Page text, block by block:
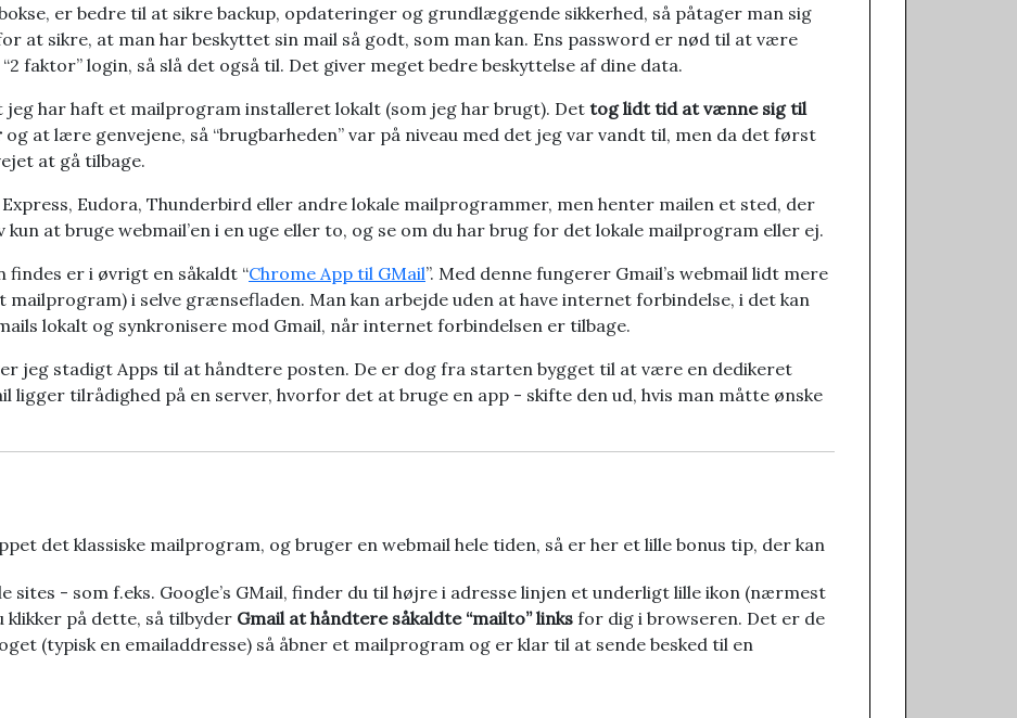
er bedre til at sikre backup, opdateringer og grundlæggende sikkerhed, så påtager man sig
at sikre, at man har beskyttet sin mail så godt, som man kan. Ens password er nød til at være
faktor” login, så slå det også til. Det giver meget bedre beskyttelse af dine data.
jeg har haft et mailprogram installeret lokalt (som jeg har brugt). Det tog lidt tid at vænne sig til
og at lære genvejene, så “brugbarheden” var på niveau med det jeg var vandt til, men da det først
at gå tilbage.
Eudora, Thunderbird eller andre lokale mailprogrammer, men henter mailen et sted, der
at bruge webmail’en i en uge eller to, og se om du har brug for det lokale mailprogram eller ej.
findes er i øvrigt en såkaldt “Chrome App til GMail”. Med denne fungerer Gmail’s webmail lidt mere
i selve grænsefladen. Man kan arbejde uden at have internet forbindelse, i det kan
lokalt og synkronisere mod Gmail, når internet forbindelsen er tilbage.
jeg stadigt Apps til at håndtere posten. De er dog fra starten bygget til at være en dedikeret
ligger tilrådighed på en server, hvorfor det at bruge en app - skifte den ud, hvis man måtte ønske
det klassiske mailprogram, og bruger en webmail hele tiden, så er her et lille bonus tip, der kan
sites - som f.eks. Google’s GMail, finder du til højre i adresse linjen et underligt lille ikon (nærmest
klikker på dette, så tilbyder Gmail at håndtere såkaldte “mailto” links for dig i browseren. Det er de
(typisk en emailaddresse) så åbner et mailprogram og er klar til at sende besked til en